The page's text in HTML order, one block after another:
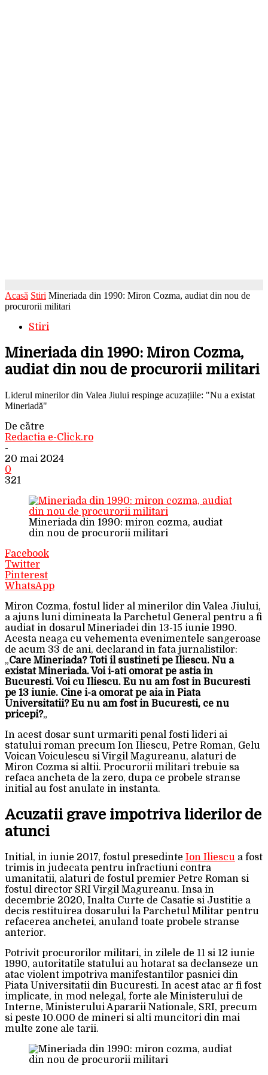
Acasă Stiri Mineriada din 1990: Miron Cozma, audiat din nou de
procurorii militari
Stiri
Mineriada din 1990: Miron Cozma,
audiat din nou de procurorii militari
Liderul minerilor din Valea Jiului respinge acuzațiile: "Nu a existat
Mineriadă"
De către
Redactia e-Click.ro
-
20 mai 2024
0
321
Mineriada din 1990: miron cozma, audiat
din nou de procurorii militari
Facebook
Twitter
Pinterest
WhatsApp
Miron Cozma, fostul lider al minerilor din Valea Jiului,
a ajuns luni dimineata la Parchetul General pentru a fi
audiat in dosarul Mineriadei din 13-15 iunie 1990.
Acesta neaga cu vehementa evenimentele sangeroase
de acum 33 de ani, declarand in fata jurnalistilor:
„Care Mineriada? Toti il sustineti pe Iliescu. Nu a
existat Mineriada. Voi i-ati omorat pe astia in
Bucuresti. Voi cu Iliescu. Eu nu am fost in Bucuresti
pe 13 iunie. Cine i-a omorat pe aia in Piata
Universitatii? Eu nu am fost in Bucuresti, ce nu
pricepi?„
In acest dosar sunt urmariti penal fosti lideri ai
statului roman precum Ion Iliescu, Petre Roman, Gelu
Voican Voiculescu si Virgil Magureanu, alaturi de
Miron Cozma si altii. Procurorii militari trebuie sa
refaca ancheta de la zero, dupa ce probele stranse
initial au fost anulate in instanta.
Acuzatii grave impotriva liderilor de
atunci
Initial, in iunie 2017, fostul presedinte Ion Iliescu a fost
trimis in judecata pentru infractiuni contra
umanitatii, alaturi de fostul premier Petre Roman si
fostul director SRI Virgil Magureanu. Insa in
decembrie 2020, Inalta Curte de Casatie si Justitie a
decis restituirea dosarului la Parchetul Militar pentru
refacerea anchetei, anuland toate probele stranse
anterior.
Potrivit procurorilor militari, in zilele de 11 si 12 iunie
1990, autoritatile statului au hotarat sa declanseze un
atac violent impotriva manifestantilor pasnici din
Piata Universitatii din Bucuresti. In acest atac ar fi fost
implicate, in mod nelegal, forte ale Ministerului de
Interne, Ministerului Apararii Nationale, SRI, precum
si peste 10.000 de mineri si alti muncitori din mai
multe zone ale tarii.